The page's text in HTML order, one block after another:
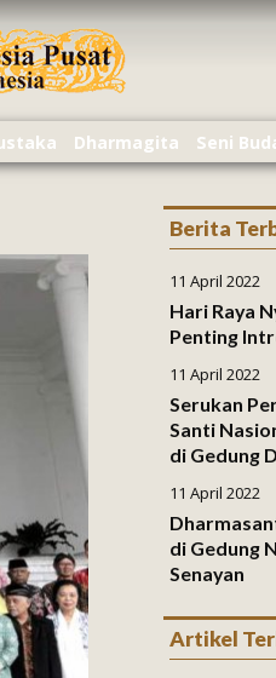
Dharmagita Seni
Berita
11 April 2022
Hari Raya
Penting
11 April 2022
Serukan
Santi
di Gedung
11 April 2022
di Gedung
Senayan
Artikel